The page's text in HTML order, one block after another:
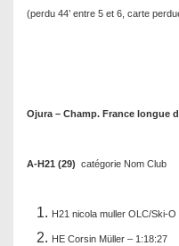
(perdu 44’ entre 5 et 6, carte
Ojura – Champ. France longue
A-H21 (29) catégorie Nom Club
H21 nicola muller OLC/Ski-
HE Corsin Müller – 1:18:27